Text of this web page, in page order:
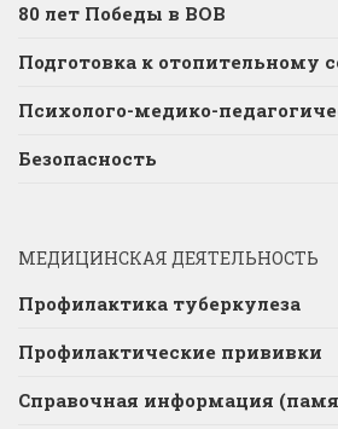
80 лет Победы в ВОВ
Подготовка к отопительному
Психолого-медико-
Безопасность
МЕДИЦИНСКАЯ ДЕЯТЕЛЬНОСТЬ
Профилактика туберкулеза
Профилактические прививки
Справочная информация